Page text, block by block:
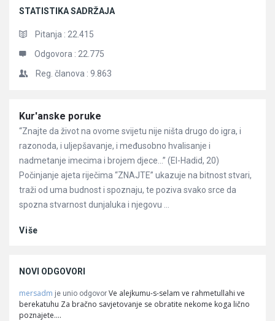
STATISTIKA SADRŽAJA
Pitanja : 22.415
Odgovora : 22.775
Reg. članova : 9.863
Članci
Kur'anske poruke
“Znajte da život na ovome svijetu nije ništa drugo do igra, i
razonoda, i uljepšavanje, i međusobno hvalisanje i
nadmetanje imecima i brojem djece…” (El-Hadid, 20)
Počinjanje ajeta riječima “ZNAJTE” ukazuje na bitnost stvari,
traži od uma budnost i spoznaju, te poziva svako srce da
spozna stvarnost dunjaluka i njegovu ...
Više
NOVI ODGOVORI
mersadm je unio odgovor Ve alejkumu-s-selam ve rahmetullahi ve
berekatuhu Za bračno savjetovanje se obratite nekome koga lično
poznajete.…